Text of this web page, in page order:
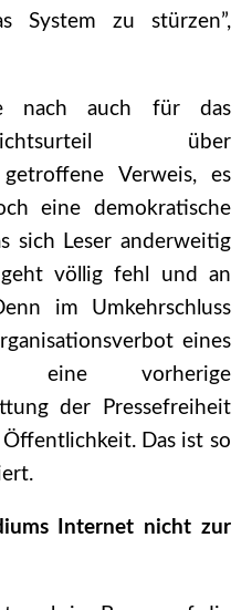
System zu stürzen”,
nach auch für das
über
Verweis, es
eine demokratische
sich Leser anderweitig
völlig fehl und an
im Umkehrschluss
eines
eine vorherige
der Pressefreiheit
Das ist so
Internet nicht zur